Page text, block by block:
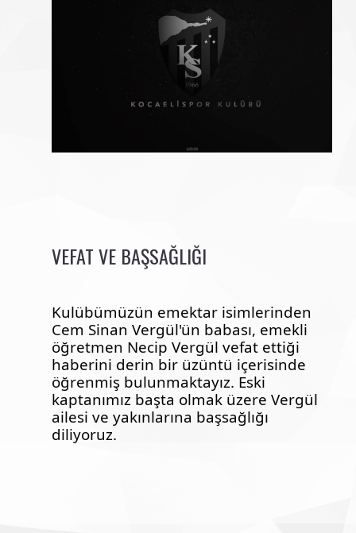
VEFAT VE BAŞSAĞLIĞI
Kulübümüzün emektar isimlerinden
Cem Sinan Vergül'ün babası, emekli
öğretmen Necip Vergül vefat ettiği
haberini derin bir üzüntü içerisinde
öğrenmiş bulunmaktayız. Eski
kaptanımız başta olmak üzere Vergül
ailesi ve yakınlarına başsağlığı
diliyoruz.